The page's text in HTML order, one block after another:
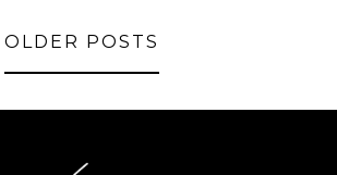
OLDER POSTS